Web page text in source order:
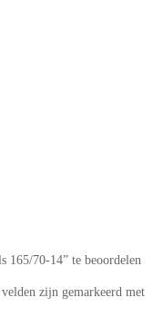
165/70-14” te beoordelen
velden zijn gemarkeerd met